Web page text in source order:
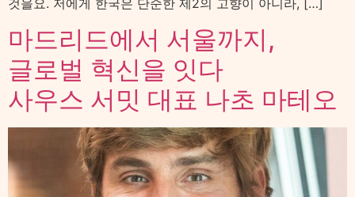
것을요. 저에게 한국은 단순한 제2의 고향이 아니라, […]
마드리드에서 서울까지,
글로벌 혁신을 잇다
사우스 서밋 대표 나초 마테오